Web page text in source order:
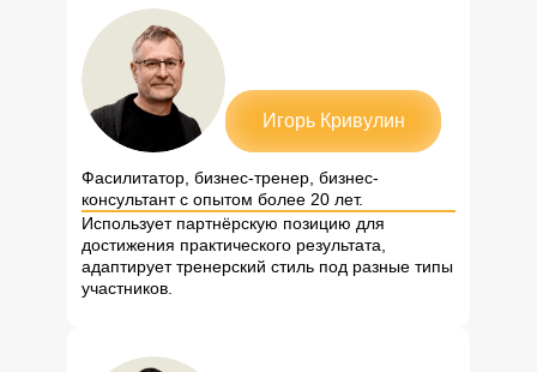
Игорь Кривулин
Фасилитатор, бизнес-тренер, бизнес-
консультант с опытом более 20 лет.
Использует партнёрскую позицию для
достижения практического результата,
адаптирует тренерский стиль под разные типы
участников.